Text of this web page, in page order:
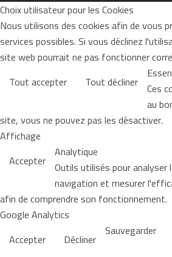
Choix utilisateur pour les Cookies
Nous utilisons des cookies afin de vous
services possibles. Si vous déclinez
site web pourrait ne pas fonctionner
Tout accepter
Tout décliner Ces
au
site, vous ne pouvez pas les désactiver.
Affichage
Accepter Analytique
Outils utilisés pour analyser
navigation et mesurer
afin de comprendre son fonctionnement.
Google Analytics
Accepter
Décliner Sauvegarder